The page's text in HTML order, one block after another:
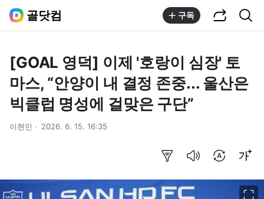
골닷컴 구독
[GOAL 영덕] 이제 '호랑이 심장' 토
마스, “안양이 내 결정 존중... 울산은
빅클럽 명성에 걸맞은 구단”
이현민 2026. 6. 15. 16:35